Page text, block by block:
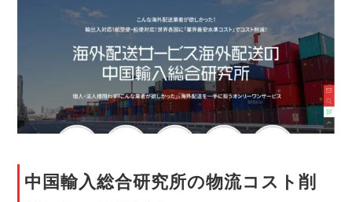
中国輸入総合研究所の物流コスト削